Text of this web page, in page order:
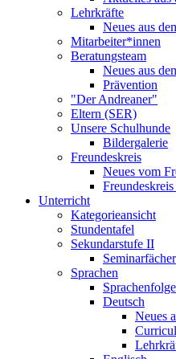
Lehrkräfte
Neues aus
Mitarbeiter*innen
Beratungsteam
Neues aus
Prävention
"Der Andreaner"
Eltern (SER)
Unsere Schulhunde
Bildergalerie
Freundeskreis
Neues vom
Unterricht
Kategorieansicht
Stundentafel
Sekundarstufe II
Seminarfächer
Sprachen
Sprachenfolge
Deutsch
Neues